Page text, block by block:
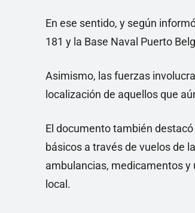
En ese sentido, y según
181 y la Base Naval Puerto
Asimismo, las fuerzas
localización de aquellos que
El documento también
básicos a través de vuelos de
ambulancias, medicamentos
local.